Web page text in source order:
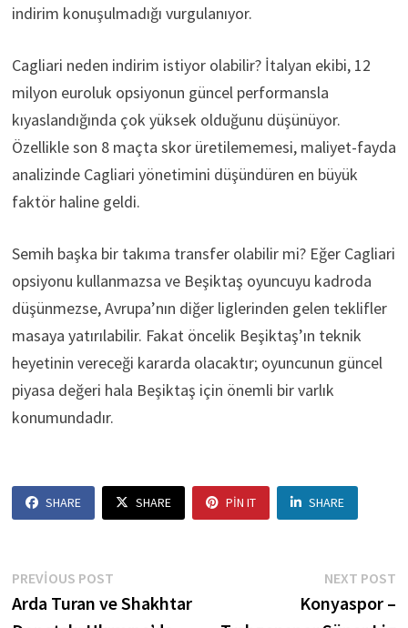
indirim konuşulmadığı vurgulanıyor.
Cagliari neden indirim istiyor olabilir? İtalyan ekibi, 12
milyon euroluk opsiyonun güncel performansla
kıyaslandığında çok yüksek olduğunu düşünüyor.
Özellikle son 8 maçta skor üretilememesi, maliyet-fayda
analizinde Cagliari yönetimini düşündüren en büyük
faktör haline geldi.
Semih başka bir takıma transfer olabilir mi? Eğer Cagliari
opsiyonu kullanmazsa ve Beşiktaş oyuncuyu kadroda
düşünmezse, Avrupa’nın diğer liglerinden gelen teklifler
masaya yatırılabilir. Fakat öncelik Beşiktaş’ın teknik
heyetinin vereceği kararda olacaktır; oyuncunun güncel
piyasa değeri hala Beşiktaş için önemli bir varlık
konumundadır.
SHARE SHARE PIN IT SHARE
Yazı
gezinmesi
PREVIOUS POSTPrevious
post:
Arda Turan ve Shakhtar
NEXT POST
Konyaspor –